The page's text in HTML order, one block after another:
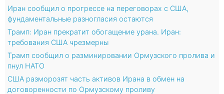
Иран сообщил о прогрессе на переговорах c США,
фундаментальные разногласия остаются
Трамп: Иран прекратит обогащение урана. Иран:
требования США чрезмерны
Трамп сообщил о разминировании Ормузского пролива и
пнул НАТО
США разморозят часть активов Ирана в обмен на
договоренности по Ормузскому проливу